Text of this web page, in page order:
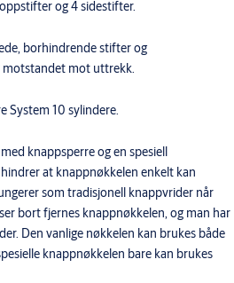
og 4 sidestifter.
borhindrende stifter og
mot uttrekk.
System 10 sylindere.
knappsperre og en spesiell
at knappnøkkelen enkelt kan
som tradisjonell knappvrider når
bort fjernes knappnøkkelen, og man har
Den vanlige nøkkelen kan brukes både
knappnøkkelen bare kan brukes